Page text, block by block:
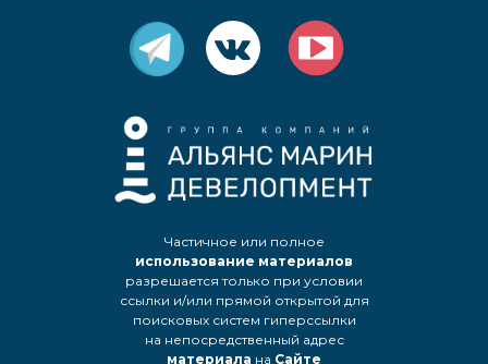
Частичное или полное
использование материалов
разрешается только при условии
ссылки и/или прямой открытой для
поисковых систем гиперссылки
на непосредственный адрес
материала на Сайте